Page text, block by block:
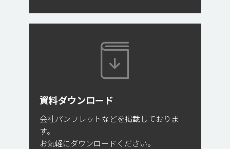
資料ダウンロード
会社パンフレットなどを掲載しておりま
す。
お気軽にダウンロードください。